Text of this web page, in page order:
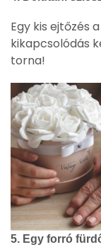
Egy kis ejtőzés
kikapcsolódás
torna!
5. Egy forró